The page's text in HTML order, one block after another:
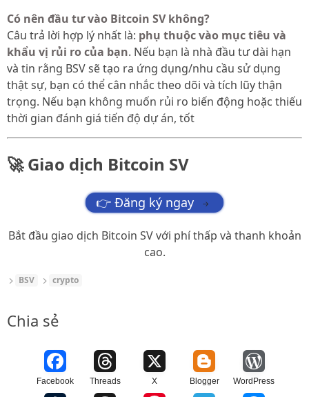
Có nên đầu tư vào Bitcoin SV không?
Câu trả lời hợp lý nhất là: phụ thuộc vào mục tiêu và
khẩu vị rủi ro của bạn. Nếu bạn là nhà đầu tư dài hạn
và tin rằng BSV sẽ tạo ra ứng dụng/nhu cầu sử dụng
thật sự, bạn có thể cân nhắc theo dõi và tích lũy thận
trọng. Nếu bạn không muốn rủi ro biến động hoặc thiếu
thời gian đánh giá tiến độ dự án, tốt
🚀 Giao dịch Bitcoin SV
👉 Đăng ký ngay →
Bắt đầu giao dịch Bitcoin SV với phí thấp và thanh khoản
cao.
BSV crypto
Chia sẻ
Facebook Threads X Blogger WordPress